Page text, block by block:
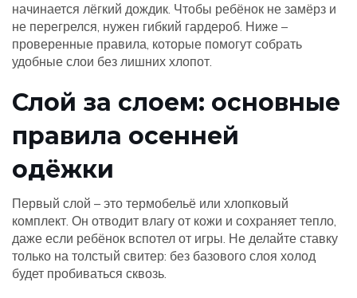
начинается лёгкий дождик. Чтобы ребёнок не замёрз и
не перегрелся, нужен гибкий гардероб. Ниже –
проверенные правила, которые помогут собрать
удобные слои без лишних хлопот.
Слой за слоем: основные
правила осенней
одёжки
Первый слой – это термобельё или хлопковый
комплект. Он отводит влагу от кожи и сохраняет тепло,
даже если ребёнок вспотел от игры. Не делайте ставку
только на толстый свитер: без базового слоя холод
будет пробиваться сквозь.